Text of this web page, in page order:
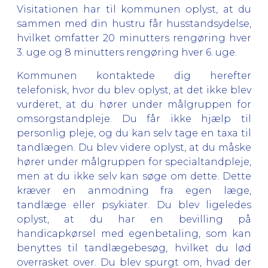
Visitationen har til kommunen oplyst, at du
sammen med din hustru får husstandsydelse,
hvilket omfatter 20 minutters rengøring hver
3. uge og 8 minutters rengøring hver 6. uge.
Kommunen kontaktede dig herefter
telefonisk, hvor du blev oplyst, at det ikke blev
vurderet, at du hører under målgruppen for
omsorgstandpleje. Du får ikke hjælp til
personlig pleje, og du kan selv tage en taxa til
tandlægen. Du blev videre oplyst, at du måske
hører under målgruppen for specialtandpleje,
men at du ikke selv kan søge om dette. Dette
kræver en anmodning fra egen læge,
tandlæge eller psykiater. Du blev ligeledes
oplyst, at du har en bevilling på
handicapkørsel med egenbetaling, som kan
benyttes til tandlægebesøg, hvilket du lød
overrasket over. Du blev spurgt om, hvad der